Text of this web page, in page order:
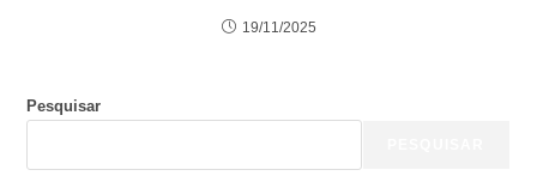
19/11/2025
Pesquisar